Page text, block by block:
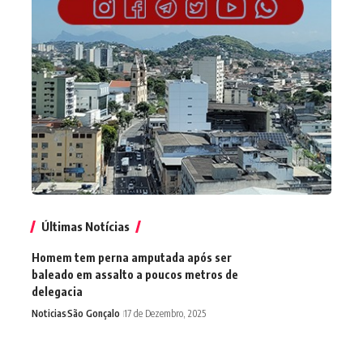
Últimas Notícias
Homem tem perna amputada após ser
baleado em assalto a poucos metros de
delegacia
NoticiasSão Gonçalo 17 de Dezembro, 2025